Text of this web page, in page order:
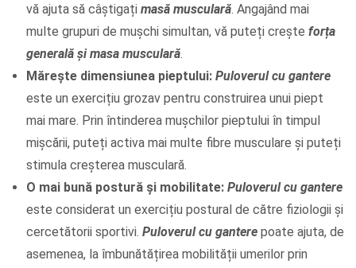
vă ajuta să câștigați masă musculară. Angajând mai
multe grupuri de mușchi simultan, vă puteți crește forța
generală și masa musculară.
Mărește dimensiunea pieptului: Puloverul cu gantere
este un exercițiu grozav pentru construirea unui piept
mai mare. Prin întinderea mușchilor pieptului în timpul
mișcării, puteți activa mai multe fibre musculare și puteți
stimula creșterea musculară.
O mai bună postură și mobilitate: Puloverul cu gantere
este considerat un exercițiu postural de către fiziologii și
cercetătorii sportivi. Puloverul cu gantere poate ajuta, de
asemenea, la îmbunătățirea mobilității umerilor prin